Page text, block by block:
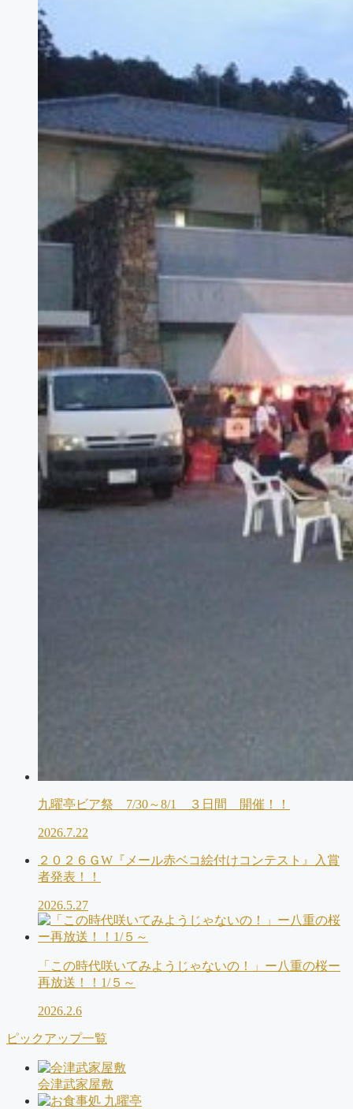
九曜亭ビア祭 7/30～8/1 ３日間 開催！！
2026.7.22
２０２６ＧW『メール赤ベコ絵付けコンテスト』入賞
者発表！！
2026.5.27
「この時代咲いてみようじゃないの！」ー八重の桜ー
再放送！！1/５～
2026.2.6
ピックアップ一覧
会津武家屋敷